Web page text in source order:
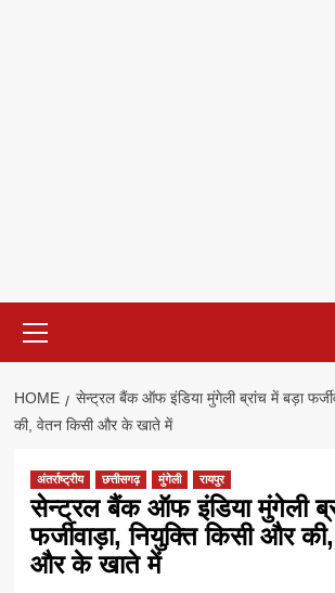
Menu
HOME
सेन्ट्रल बैंक ऑफ इंडिया मुंगेली ब्रांच में बड़ा
की, वेतन किसी और के खाते में
अंतर्राष्ट्रीय छत्तीसगढ़ मुंगेली रायपुर
सेन्ट्रल बैंक ऑफ इंडिया मुंगेली
फर्जीवाड़ा, नियुक्ति किसी और
और के खाते में